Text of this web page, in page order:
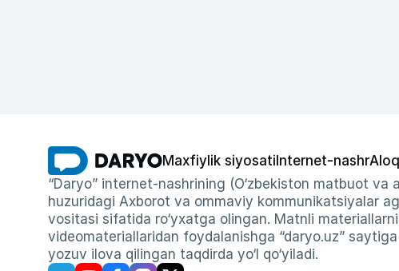
Maxfiylik siyosati Internet-nashr
“Daryo” internet-nashrining (O‘zbekiston matbuot
huzuridagi Axborot va ommaviy kommunikatsiyalar
vositasi sifatida ro‘yxatga olingan. Matnli
videomateriallaridan foydalanishga “daryo.uz”
yozuv ilova qilingan taqdirda yo‘l qo‘yiladi.